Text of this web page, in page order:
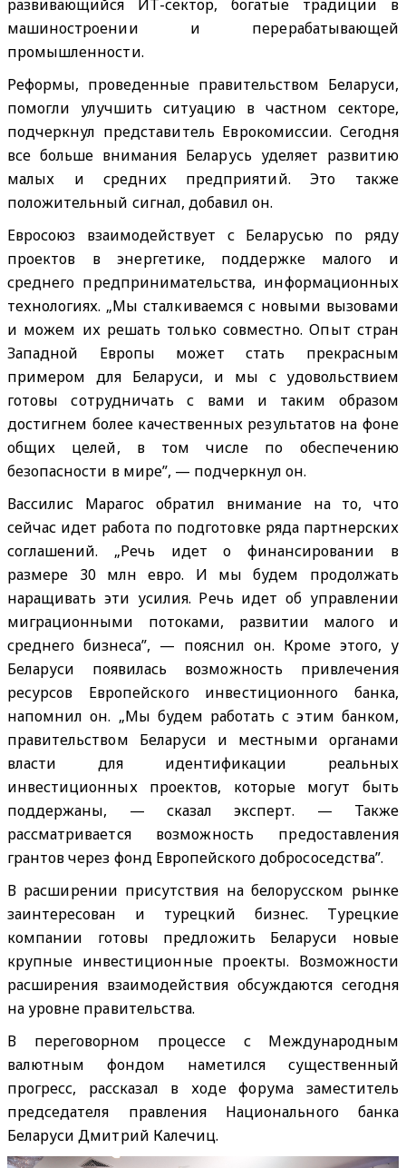
развивающийся ИТ-сектор, богатые традиции в
машиностроении и перерабатывающей
промышленности.
Реформы, проведенные правительством Беларуси,
помогли улучшить ситуацию в частном секторе,
подчеркнул представитель Еврокомиссии. Сегодня
все больше внимания Беларусь уделяет развитию
малых и средних предприятий. Это также
положительный сигнал, добавил он.
Евросоюз взаимодействует с Беларусью по ряду
проектов в энергетике, поддержке малого и
среднего предпринимательства, информационных
технологиях. „Мы сталкиваемся с новыми вызовами
и можем их решать только совместно. Опыт стран
Западной Европы может стать прекрасным
примером для Беларуси, и мы с удовольствием
готовы сотрудничать с вами и таким образом
достигнем более качественных результатов на фоне
общих целей, в том числе по обеспечению
безопасности в мире”, — подчеркнул он.
Вассилис Марагос обратил внимание на то, что
сейчас идет работа по подготовке ряда партнерских
соглашений. „Речь идет о финансировании в
размере 30 млн евро. И мы будем продолжать
наращивать эти усилия. Речь идет об управлении
миграционными потоками, развитии малого и
среднего бизнеса”, — пояснил он. Кроме этого, у
Беларуси появилась возможность привлечения
ресурсов Европейского инвестиционного банка,
напомнил он. „Мы будем работать с этим банком,
правительством Беларуси и местными органами
власти для идентификации реальных
инвестиционных проектов, которые могут быть
поддержаны, — сказал эксперт. — Также
рассматривается возможность предоставления
грантов через фонд Европейского добрососедства”.
В расширении присутствия на белорусском рынке
заинтересован и турецкий бизнес. Турецкие
компании готовы предложить Беларуси новые
крупные инвестиционные проекты. Возможности
расширения взаимодействия обсуждаются сегодня
на уровне правительства.
В переговорном процессе с Международным
валютным фондом наметился существенный
прогресс, рассказал в ходе форума заместитель
председателя правления Национального банка
Беларуси Дмитрий Калечиц.